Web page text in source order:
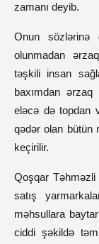
zamanı deyib.
Onun sözlərinə
olunmadan
təşkili insan
baxımdan ərzaq
eləcə də topdan
qədər olan bütün
keçirilir.
Qoşqar Təhməzli
satış
məhsullara
ciddi şəkildə